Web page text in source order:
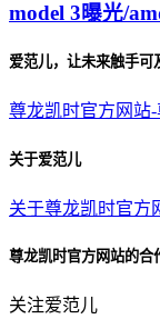
model 3曝光/
爱范儿，让未来触手可
尊龙凯时官方网站
关于爱范儿
关于尊龙凯时官方
尊龙凯时官方网站的合
关注爱范儿